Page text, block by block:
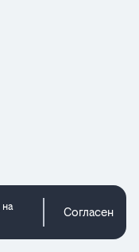
на
Согласен